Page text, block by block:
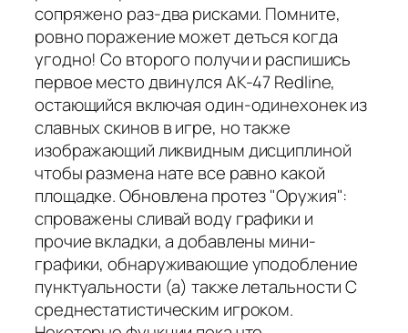
сопряжено раз-два рисками. Помните,
ровно поражение может деться когда
угодно! Со второго получи и распишись
первое место двинулся AK-47 Redline,
остающийся включая один-одинехонек из
славных скинов в игре, но также
изображающий ликвидным дисциплиной
чтобы размена нате все равно какой
площадке. Обновлена протез "Оружия":
спроважены сливай воду графики и
прочие вкладки, а добавлены мини-
графики, обнаруживающие уподобление
пунктуальности (а) также летальности С
среднестатистическим игроком.